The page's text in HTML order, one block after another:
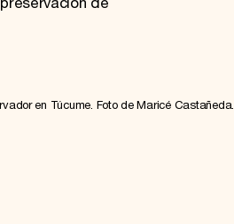
en Túcume. Foto de Maricé Castañeda.